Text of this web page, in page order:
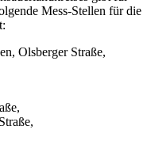
Mess-Stellen für die
Olsberger Straße,